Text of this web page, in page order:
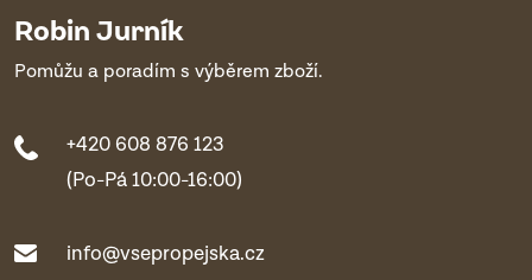
Robin Jurník
Pomůžu a poradím s výběrem zboží.
+420 608 876 123
(Po-Pá 10:00-16:00)
info@vsepropejska.cz